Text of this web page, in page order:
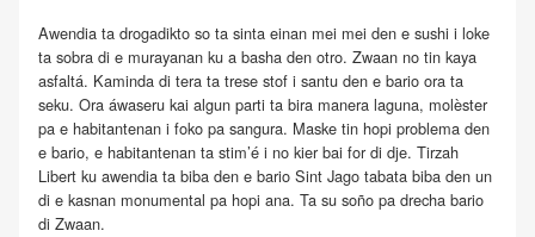
Awendia ta drogadikto so ta sinta einan mei mei den e sushi i loke
ta sobra di e murayanan ku a basha den otro. Zwaan no tin kaya
asfaltá. Kaminda di tera ta trese stof i santu den e bario ora ta
seku. Ora áwaseru kai algun parti ta bira manera laguna, molèster
pa e habitantenan i foko pa sangura. Maske tin hopi problema den
e bario, e habitantenan ta stim’é i no kier bai for di dje. Tirzah
Libert ku awendia ta biba den e bario Sint Jago tabata biba den un
di e kasnan monumental pa hopi ana. Ta su soño pa drecha bario
di Zwaan.